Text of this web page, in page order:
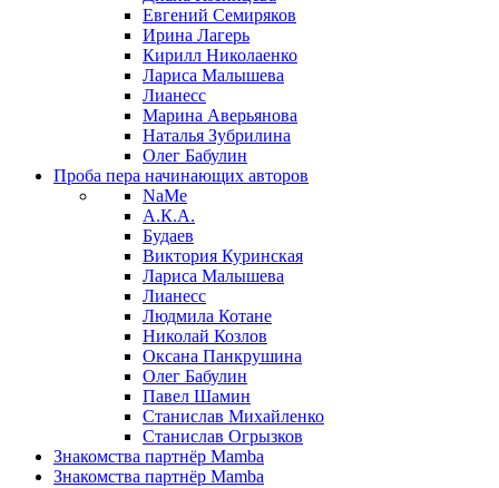
Евгений Семиряков
Ирина Лагерь
Кирилл Николаенко
Лариса Малышева
Лианесс
Марина Аверьянова
Наталья Зубрилина
Олег Бабулин
Проба пера начинающих авторов
NaMe
А.К.А.
Будаев
Виктория Куринская
Лариса Малышева
Лианесс
Людмила Котане
Николай Козлов
Оксана Панкрушина
Олег Бабулин
Павел Шамин
Станислав Михайленко
Станислав Огрызков
Знакомства партнёр Mamba
Знакомства партнёр Mamba